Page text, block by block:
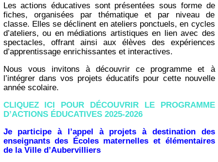
Les actions éducatives sont présentées sous forme de
fiches, organisées par thématique et par niveau de
classe. Elles se déclinent en ateliers ponctuels, en cycles
d’ateliers, ou en médiations artistiques en lien avec des
spectacles, offrant ainsi aux élèves des expériences
d’apprentissage enrichissantes et interactives.
Nous vous invitons à découvrir ce programme et à
l’intégrer dans vos projets éducatifs pour cette nouvelle
année scolaire.
CLIQUEZ ICI POUR DÉCOUVRIR LE PROGRAMME
D’ACTIONS ÉDUCATIVES 2025-2026
Je participe à l’appel à projets à destination des
enseignants des Écoles maternelles et élémentaires
de la Ville d’Aubervilliers